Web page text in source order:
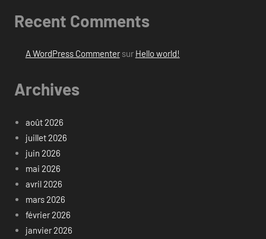
Recent Comments
A WordPress Commentersur Hello world!
Archives
août 2026
juillet 2026
juin 2026
mai 2026
avril 2026
mars 2026
février 2026
janvier 2026